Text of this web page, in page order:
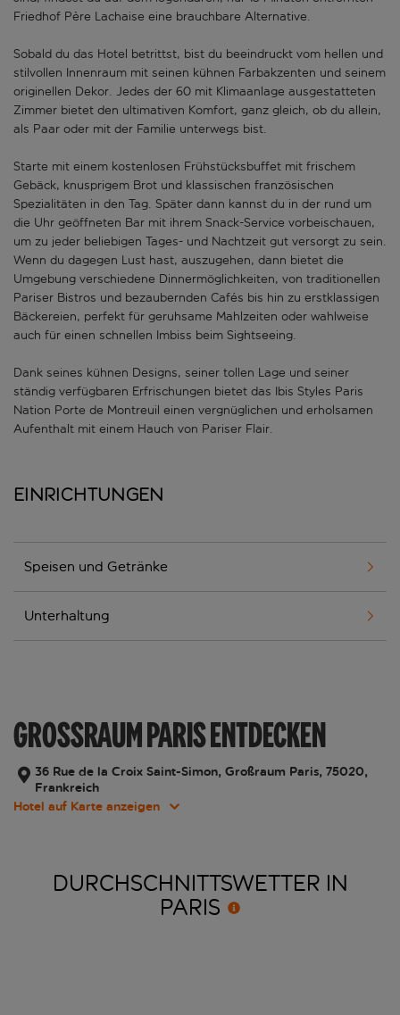
Friedhof Père Lachaise eine brauchbare Alternative.
Sobald du das Hotel betrittst, bist du beeindruckt vom hellen und
stilvollen Innenraum mit seinen kühnen Farbakzenten und seinem
originellen Dekor. Jedes der 60 mit Klimaanlage ausgestatteten
Zimmer bietet den ultimativen Komfort, ganz gleich, ob du allein,
als Paar oder mit der Familie unterwegs bist.
Starte mit einem kostenlosen Frühstücksbuffet mit frischem
Gebäck, knusprigem Brot und klassischen französischen
Spezialitäten in den Tag. Später dann kannst du in der rund um
die Uhr geöffneten Bar mit ihrem Snack-Service vorbeischauen,
um zu jeder beliebigen Tages- und Nachtzeit gut versorgt zu sein.
Wenn du dagegen Lust hast, auszugehen, dann bietet die
Umgebung verschiedene Dinnermöglichkeiten, von traditionellen
Pariser Bistros und bezaubernden Cafés bis hin zu erstklassigen
Bäckereien, perfekt für geruhsame Mahlzeiten oder wahlweise
auch für einen schnellen Imbiss beim Sightseeing.
Dank seines kühnen Designs, seiner tollen Lage und seiner
ständig verfügbaren Erfrischungen bietet das Ibis Styles Paris
Nation Porte de Montreuil einen vergnüglichen und erholsamen
Aufenthalt mit einem Hauch von Pariser Flair.
Einrichtungen
Speisen und Getränke
Unterhaltung
GROSSRAUM PARIS ENTDECKEN
36 Rue de la Croix Saint-Simon, Großraum Paris, 75020,
Frankreich
Hotel auf Karte anzeigen
DURCHSCHNITTSWETTER IN
PARIS